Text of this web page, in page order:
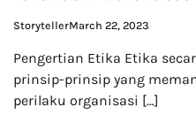
StorytellerMarch 22, 2023
Pengertian Etika Etika
prinsip-prinsip yang
perilaku organisasi […]